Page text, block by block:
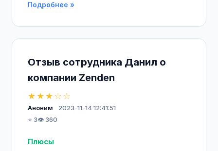
Подробнее »
Отзыв сотрудника Данил о
компании Zenden
★★★☆☆
Аноним
2023-11-14 12:41:51
⭐ 3👁️ 360
Плюсы